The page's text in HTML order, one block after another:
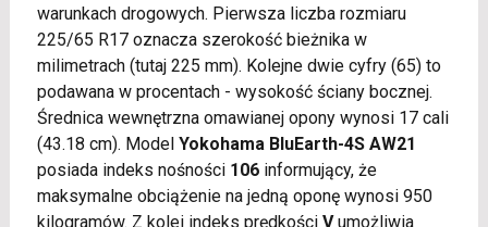
warunkach drogowych. Pierwsza liczba rozmiaru
225/65 R17 oznacza szerokość bieżnika w
milimetrach (tutaj 225 mm). Kolejne dwie cyfry (65) to
podawana w procentach - wysokość ściany bocznej.
Średnica wewnętrzna omawianej opony wynosi 17 cali
(43.18 cm). Model Yokohama BluEarth-4S AW21
posiada indeks nośności 106informujący, że
maksymalne obciążenie na jedną oponę wynosi 950
kilogramów. Z kolei indeks prędkości Vumożliwia